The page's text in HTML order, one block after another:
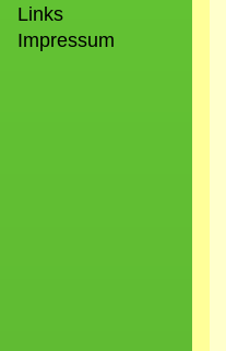
Links
Impressum